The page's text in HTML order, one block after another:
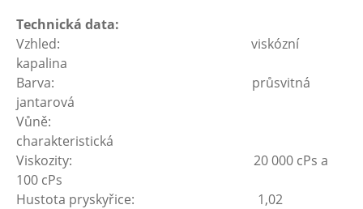
Technická data:
Vzhled: viskózní
kapalina
Barva: průsvitná
jantarová
Vůně:
charakteristická
Viskozity: 20 000 cPs a
100 cPs
Hustota pryskyřice: 1,02